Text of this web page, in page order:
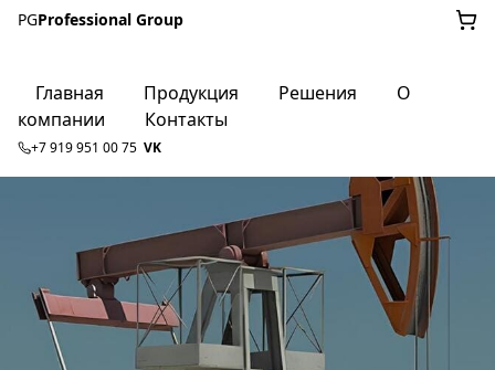
PGProfessional Group
Главная Продукция Решения
О
компании
Контакты
+7 919 951 00 75 VK